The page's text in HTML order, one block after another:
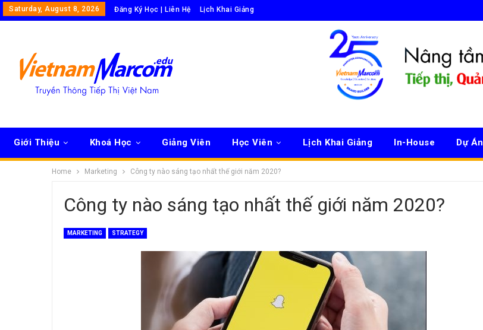
Saturday, August 8, 2026 Đăng Ký Học | Liên Hệ Lịch Khai Giảng
Giới Thiệu Khoá Học Giảng Viên Học Viên Lịch Khai Giảng In-House Dự Án
Home Marketing Công ty nào sáng tạo nhất thế giới năm 2020?
Công ty nào sáng tạo nhất thế giới năm 2020?
MARKETING STRATEGY